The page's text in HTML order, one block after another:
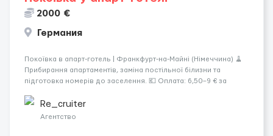
2000 €
Германия
Покоївка в апарт-готель | Франкфурт-на-Майні (Німеччина) 🧹
Прибирання апартаментів, заміна постільної білизни та
підготовка номерів до заселення. 💶 Оплата: 6,50–9 € за
близько 2000 € на місяць (після вирахув...
Re_cruiter
Агентство